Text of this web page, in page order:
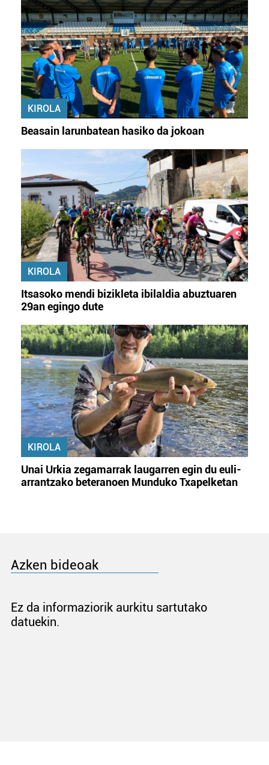
KIROLA
Beasain larunbatean hasiko da jokoan
KIROLA
Itsasoko mendi bizikleta ibilaldia abuztuaren
29an egingo dute
KIROLA
Unai Urkia zegamarrak laugarren egin du euli-
arrantzako beteranoen Munduko Txapelketan
Azken bideoak
Ez da informaziorik aurkitu sartutako
datuekin.